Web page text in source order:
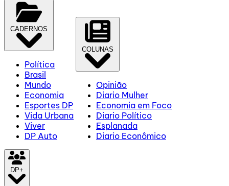
CADERNOS
Política
Brasil
Mundo
Economia
Esportes DP
Vida Urbana
Viver
DP Auto
COLUNAS
Opinião
Diario Mulher
Economia em Foco
Diario Político
Esplanada
Diario Econômico
DP+